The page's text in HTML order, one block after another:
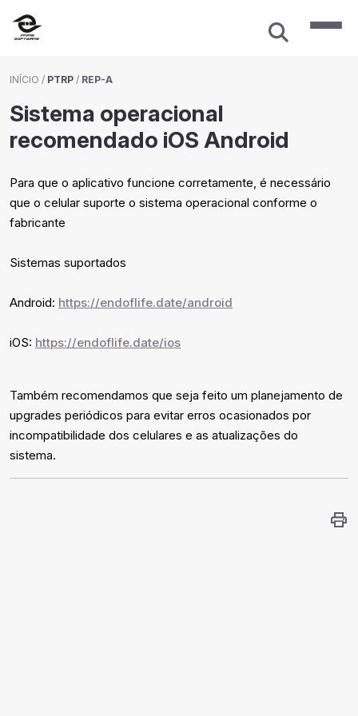
INÍCIO / PTRP / REP-A
Sistema operacional
recomendado iOS Android
Para que o aplicativo funcione corretamente, é necessário
que o celular suporte o sistema operacional conforme o
fabricante
Sistemas suportados
Android: https://endoflife.date/android
iOS: https://endoflife.date/ios
Também recomendamos que seja feito um planejamento de
upgrades periódicos para evitar erros ocasionados por
incompatibilidade dos celulares e as atualizações do
sistema.